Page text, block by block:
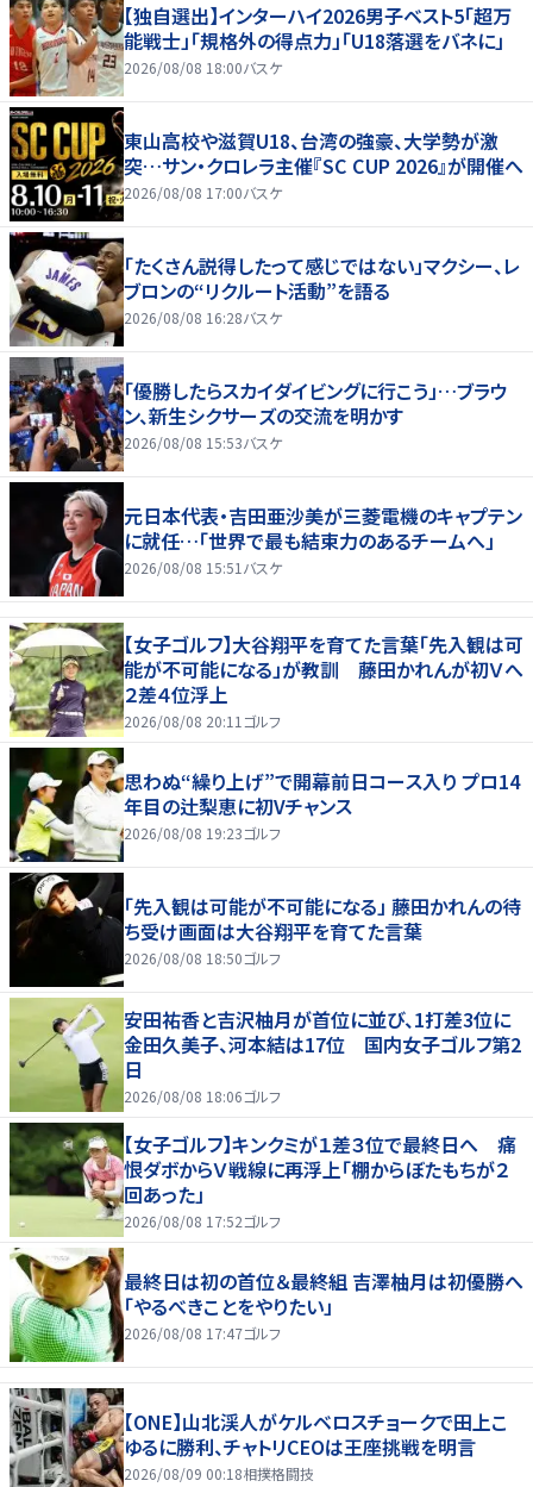
【独自選出】インターハイ2026男子ベスト5「超万
能戦士」「規格外の得点力」「U18落選をバネに」
2026/08/08 18:00バスケ
東山高校や滋賀U18、台湾の強豪、大学勢が激
突…サン・クロレラ主催『SC CUP 2026』が開催へ
2026/08/08 17:00バスケ
「たくさん説得したって感じではない」マクシー、レ
ブロンの“リクルート活動”を語る
2026/08/08 16:28バスケ
「優勝したらスカイダイビングに行こう」…ブラウ
ン、新生シクサーズの交流を明かす
2026/08/08 15:53バスケ
元日本代表・吉田亜沙美が三菱電機のキャプテン
に就任…「世界で最も結束力のあるチームへ」
2026/08/08 15:51 バスケ
【女子ゴルフ】大谷翔平を育てた言葉「先入観は可
能が不可能になる」が教訓 藤田かれんが初Ｖへ
２差４位浮上
2026/08/08 20:11 ゴルフ
思わぬ“繰り上げ”で開幕前日コース入り プロ14
年目の辻梨恵に初Vチャンス
2026/08/08 19:23ゴルフ
「先入観は可能が不可能になる」 藤田かれんの待
ち受け画面は大谷翔平を育てた言葉
2026/08/08 18:50ゴルフ
安田祐香と吉沢柚月が首位に並び、1打差3位に
金田久美子、河本結は17位 国内女子ゴルフ第2
日
2026/08/08 18:06ゴルフ
【女子ゴルフ】キンクミが１差３位で最終日へ 痛
恨ダボからＶ戦線に再浮上「棚からぼたもちが２
回あった」
2026/08/08 17:52ゴルフ
最終日は初の首位＆最終組 吉澤柚月は初優勝へ
「やるべきことをやりたい」
2026/08/08 17:47ゴルフ
【ONE】山北渓人がケルベロスチョークで田上こ
ゆるに勝利、チャトリCEOは王座挑戦を明言
2026/08/09 00:18相撲格闘技